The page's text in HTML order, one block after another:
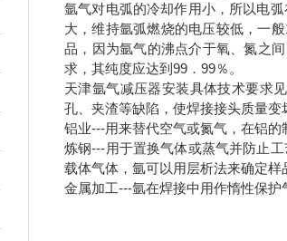
氩气对电弧的冷却作用小，所以电
大，维持氩弧燃烧的电压较低，一
品，因为氩气的沸点介于氧、氮之
求，其纯度应达到99．99％。
天津氩气减压器安装具体技术要求
孔、夹渣等缺陷，使焊接接头质量
铝业---用来替代空气或氮气，在铝
炼钢---用于置换气体或蒸气并防止
载体气体，氩可以用层析法来确定
金属加工---氩在焊接中用作惰性